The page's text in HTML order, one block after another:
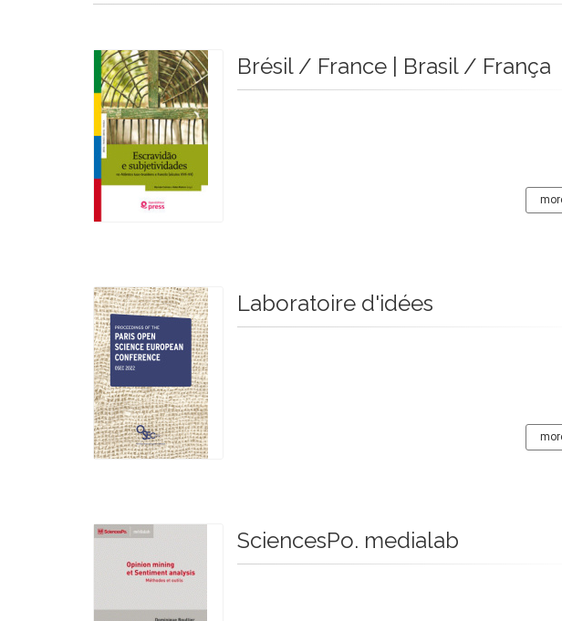
Brésil / France | Brasil / França
Laboratoire d'idées
SciencesPo. medialab